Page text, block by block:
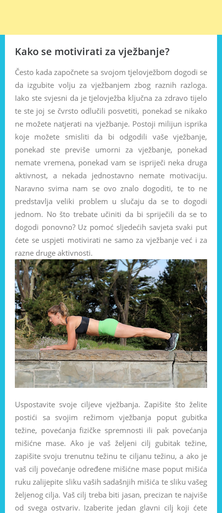
Kako se motivirati za vježbanje?
Često kada započnete sa svojom tjelovježbom dogodi se
da izgubite volju za vježbanjem zbog raznih razloga.
Iako ste svjesni da je tjelovježba ključna za zdravo tijelo
te ste joj se čvrsto odlučili posvetiti, ponekad se nikako
ne možete natjerati na vježbanje. Postoji milijun isprika
koje možete smisliti da bi odgodili vaše vježbanje,
ponekad ste previše umorni za vježbanje, ponekad
nemate vremena, ponekad vam se ispriječi neka druga
aktivnost, a nekada jednostavno nemate motivaciju.
Naravno svima nam se ovo znalo dogoditi, te to ne
predstavlja veliki problem u slučaju da se to dogodi
jednom. No što trebate učiniti da bi spriječili da se to
dogodi ponovno? Uz pomoć sljedećih savjeta svaki put
ćete se uspjeti motivirati ne samo za vježbanje već i za
razne druge aktivnosti.
Uspostavite svoje ciljeve vježbanja. Zapišite što želite
postići sa svojim režimom vježbanja poput gubitka
težine, povećanja fizičke spremnosti ili pak povećanja
mišićne mase. Ako je vaš željeni cilj gubitak težine,
zapišite svoju trenutnu težinu te ciljanu težinu, a ako je
vaš cilj povećanje određene mišićne mase poput mišića
ruku zalijepite sliku vaših sadašnjih mišića te sliku vašeg
željenog cilja. Vaš cilj treba biti jasan, precizan te najviše
od svega ostvariv. Izaberite jedan glavni cilj koji ćete